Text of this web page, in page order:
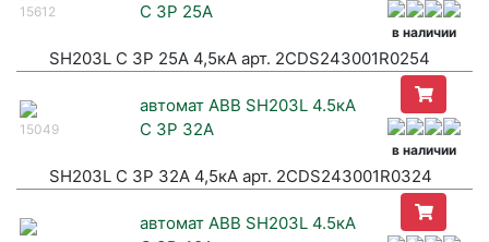
15612
C 3P 25А
в наличии
SH203L C 3P 25А 4,5кА арт. 2CDS243001R0254
15049
автомат ABB SH203L 4.5кА
C 3P 32А
в наличии
SH203L C 3P 32А 4,5кА арт. 2CDS243001R0324
автомат ABB SH203L 4.5кА